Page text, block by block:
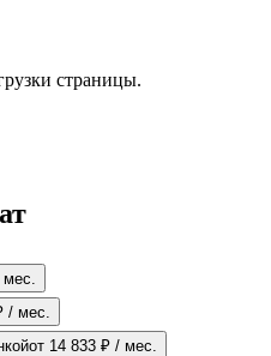
страницы.
/ мес.
от 14 833 ₽ / мес.